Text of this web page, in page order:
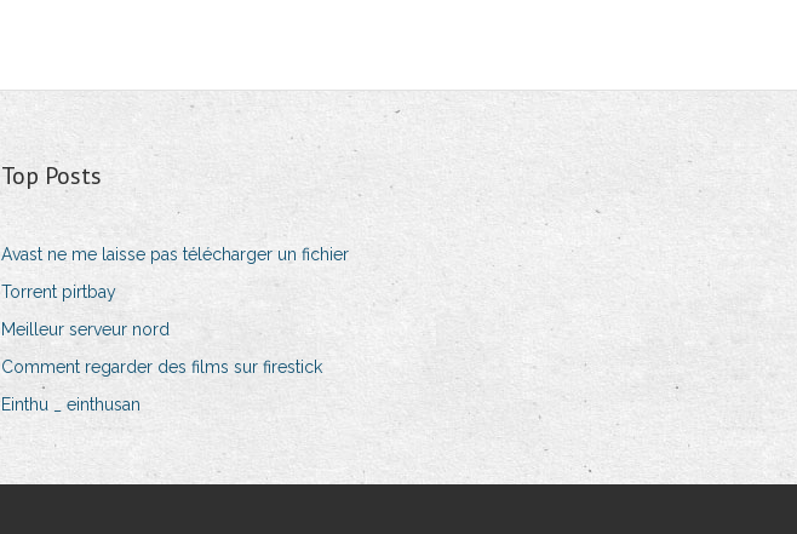
Top Posts
Avast ne me laisse pas télécharger un fichier
Torrent pirtbay
Meilleur serveur nord
Comment regarder des films sur firestick
Einthu _ einthusan